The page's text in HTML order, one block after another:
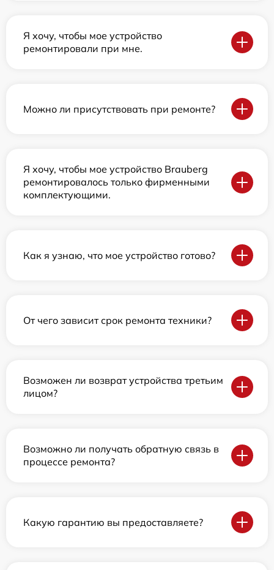
Я хочу, чтобы мое устройство
ремонтировали при мне.
Можно ли присутствовать при ремонте?
Я хочу, чтобы мое устройство Brauberg
ремонтировалось только фирменными
комплектующими.
Как я узнаю, что мое устройство готово?
От чего зависит срок ремонта техники?
Возможен ли возврат устройства третьим
лицом?
Возможно ли получать обратную связь в
процессе ремонта?
Какую гарантию вы предоставляете?